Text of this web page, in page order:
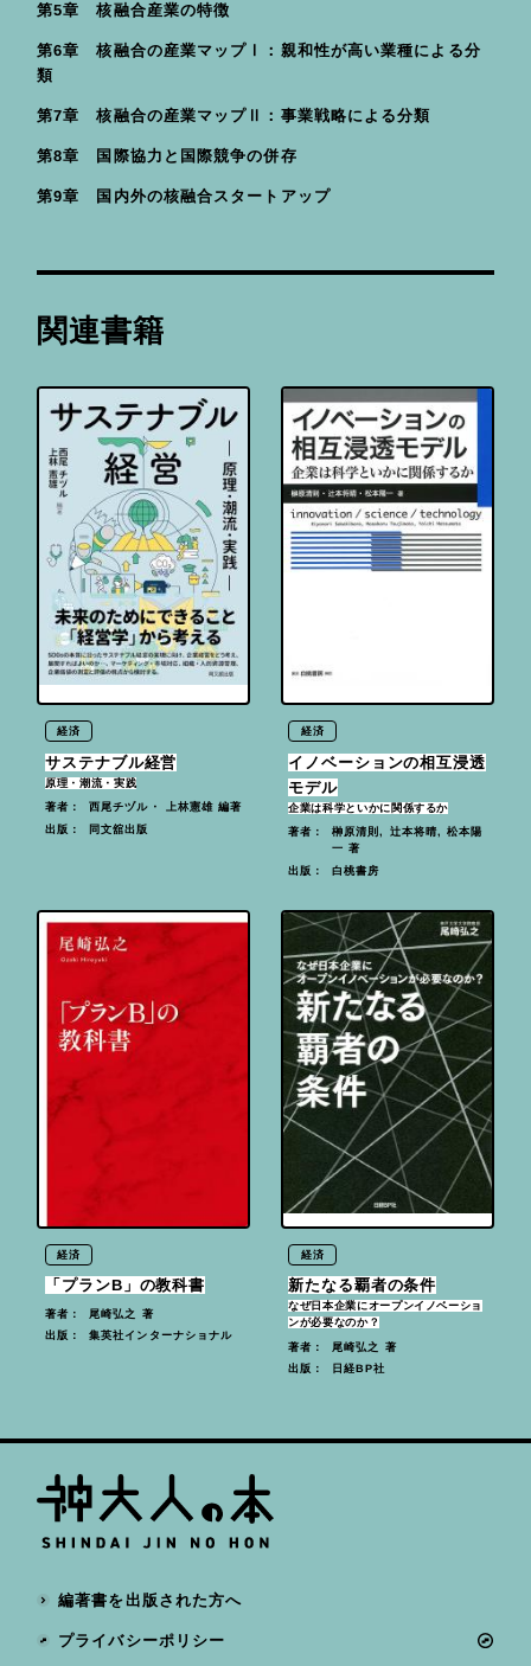
第5章 核融合産業の特徴
第6章 核融合の産業マップⅠ：親和性が高い業種による分
類
第7章 核融合の産業マップⅡ：事業戦略による分類
第8章 国際協力と国際競争の併存
第9章 国内外の核融合スタートアップ
関連書籍
経済
サステナブル経営
原理・潮流・実践
著者： 西尾チヅル・ 上林憲雄 編著
出版： 同文舘出版
経済
イノベーションの相互浸透
モデル
企業は科学といかに関係するか
著者： 榊原清則, 辻本将晴, 松本陽
一 著
出版： 白桃書房
経済
「プランB」の教科書
著者： 尾崎弘之 著
出版： 集英社インターナショナル
経済
新たなる覇者の条件
なぜ日本企業にオープンイノベーショ
ンが必要なのか？
著者： 尾崎弘之 著
出版： 日経BP社
編著書を出版された方へ
プライバシーポリシー